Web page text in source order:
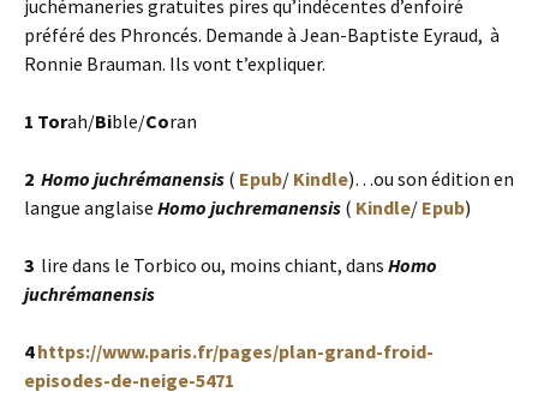
juchémaneries gratuites pires qu’indécentes d’enfoiré
préféré des Phroncés. Demande à Jean-Baptiste Eyraud, à
Ronnie Brauman. Ils vont t’expliquer.
1 Torah/Bible/Coran
2 Homo juchrémanensis ( Epub/ Kindle)…ou son édition en
langue anglaise Homo juchremanensis ( Kindle/ Epub)
3 lire dans le Torbico ou, moins chiant, dans Homo
juchrémanensis
4 https://www.paris.fr/pages/plan-grand-froid-
episodes-de-neige-5471